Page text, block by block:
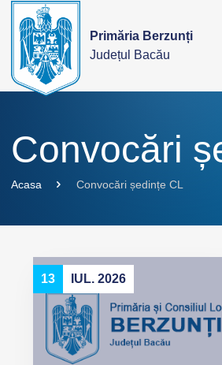
Primăria Berzunți
Județul Bacău
Convocări
Acasa Convocări ședințe CL
13 IUL. 2026